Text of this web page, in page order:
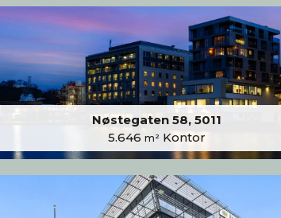
Nøstegaten 58, 5011
5.646 m²Kontor